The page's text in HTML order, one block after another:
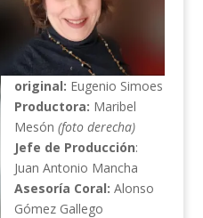
original: Eugenio Simoes
Productora: Maribel
Mesón (foto derecha)
Jefe de Producción:
Juan Antonio Mancha
Asesoría Coral: Alonso
Gómez Gallego